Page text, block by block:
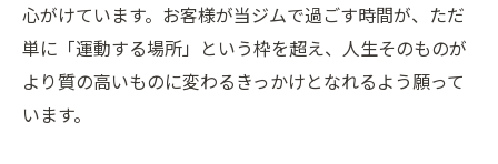
心がけています。お客様が当ジムで過ごす時間が、ただ
単に「運動する場所」という枠を超え、人生そのものが
より質の高いものに変わるきっかけとなれるよう願って
います。